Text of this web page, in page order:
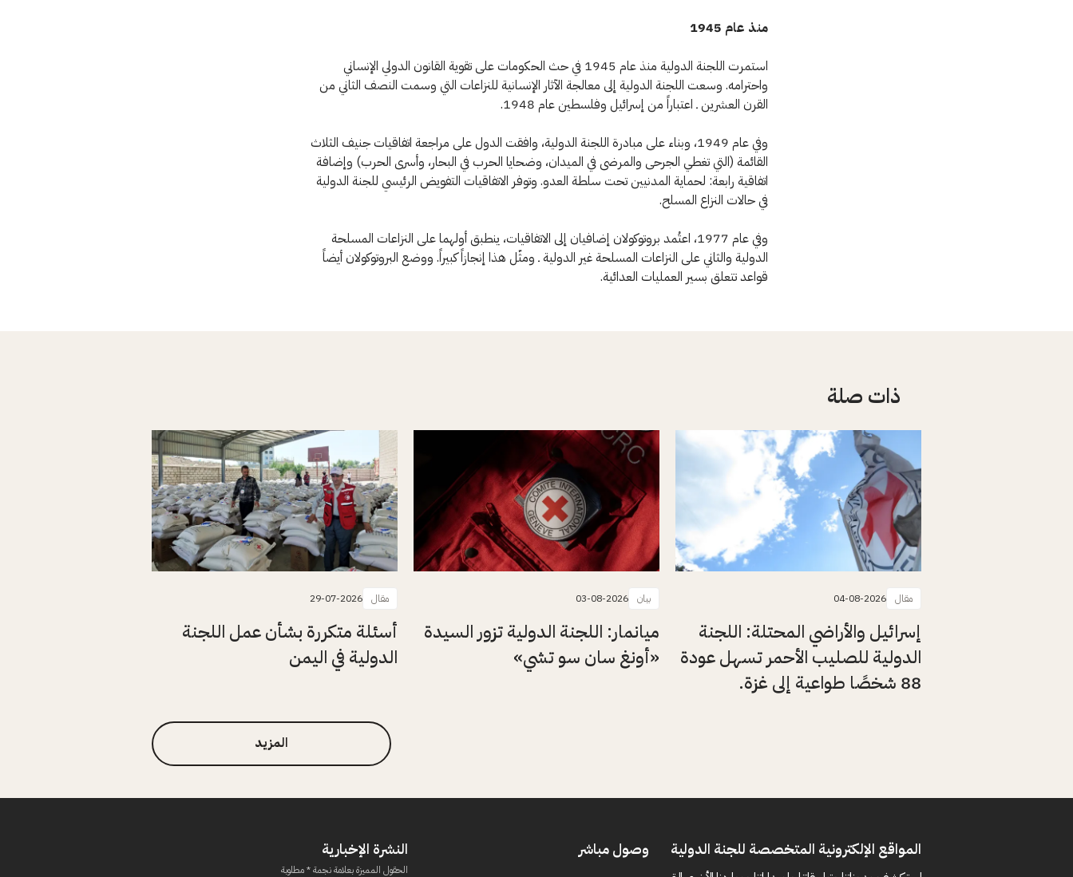
منذ عام 1945
استمرت اللجنة الدولية منذ عام 1945 في حث الحكومات على تقوية القانون الدولي الإنساني
واحترامه. وسعت اللجنة الدولية إلى معالجة الآثار الإنسانية للنزاعات التي وسمت النصف الثاني من
القرن العشرين ـ اعتباراً من إسرائيل وفلسطين عام 1948.
وفي عام 1949، وبناء على مبادرة اللجنة الدولية، وافقت الدول على مراجعة اتفاقيات جنيف الثلاث
القائمة (التي تغطي الجرحى والمرضى في الميدان، وضحايا الحرب في البحار، وأسرى الحرب) وإضافة
اتفاقية رابعة: لحماية المدنيين تحت سلطة العدو. وتوفر الاتفاقيات التفويض الرئيسي للجنة الدولية
في حالات النزاع المسلح.
وفي عام 1977، اعتُمد بروتوكولان إضافيان إلى الاتفاقيات، ينطبق أولهما على النزاعات المسلحة
الدولية والثاني على النزاعات المسلحة غير الدولية ـ ومثّل هذا إنجازاً كبيراً. ووضع البروتوكولان أيضاً
قواعد تتعلق بسير العمليات العدائية.
ذات صلة
مقال 04-08-2026
إسرائيل والأراضي المحتلة: اللجنة
الدولية للصليب الأحمر تسهل عودة
88 شخصًا طواعية إلى غزة.
بيان 03-08-2026
ميانمار: اللجنة الدولية تزور السيدة
«أونغ سان سو تشي»
مقال 29-07-2026
أسئلة متكررة بشأن عمل اللجنة
الدولية في اليمن
المزيد
المواقع الإلكترونية المتخصصة للجنة الدولية وصول مباشر النشرة الإخبارية
الحقول المميزة بعلامة نجمة * مطلوبة